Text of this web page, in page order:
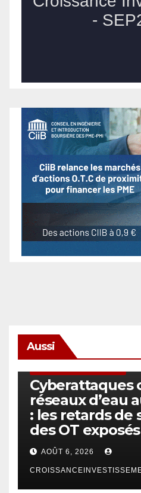
Aussi
Cyberattaques
réseaux d’eau
: les retards de
des OT exposés
AOÛT 6, 2026